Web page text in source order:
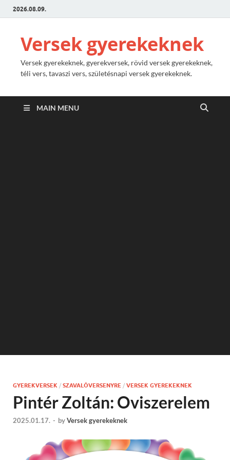
2026.08.09.
Versek gyerekeknek
Versek gyerekeknek, gyerekversek, rövid versek gyerekeknek,
téli vers, tavaszi vers, születésnapi versek gyerekeknek.
MAIN MENU
GYEREKVERSEK / SZAVALÓVERSENYRE / VERSEK GYEREKEKNEK
Pintér Zoltán: Oviszerelem
2025.01.17. - byVersek gyerekeknek